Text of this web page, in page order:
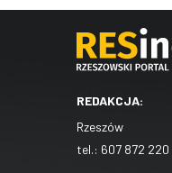
REDAKCJA:
Rzeszów
tel.: 607 872 220